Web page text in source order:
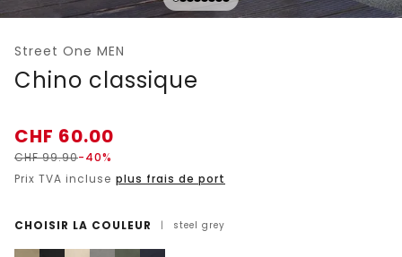
Street One MEN
Chino classique
CHF 60.00
CHF99.90-40%
Prix TVA incluse plus frais de port
CHOISIR LA COULEUR | steel grey